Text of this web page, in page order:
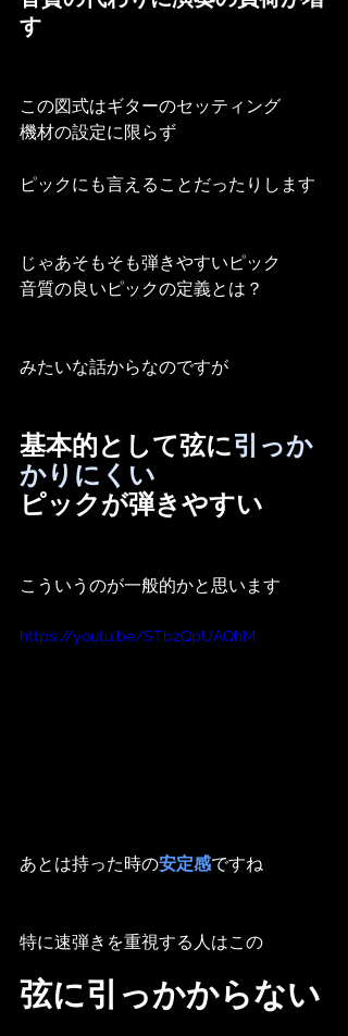
す
この図式はギターのセッティング
機材の設定に限らず
ピックにも言えることだったりします
じゃあそもそも弾きやすいピック
音質の良いピックの定義とは？
みたいな話からなのですが
基本的として弦に引っか
かりにくい
ピックが弾きやすい
こういうのが一般的かと思います
https://youtu.be/STbzQpUAQhM
あとは持った時の安定感ですね
特に速弾きを重視する人はこの
弦に引っかからない